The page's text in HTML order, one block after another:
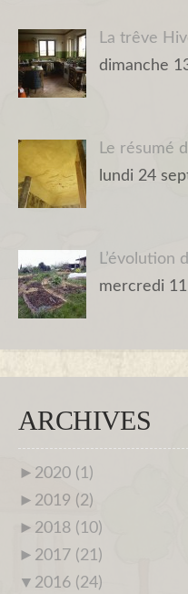
La trêve
dimanche
Le résumé
lundi 24
L’évolution
mercredi
ARCHIVES
► 2020 (1)
► 2019 (2)
► 2018 (10)
► 2017 (21)
▼ 2016 (24)